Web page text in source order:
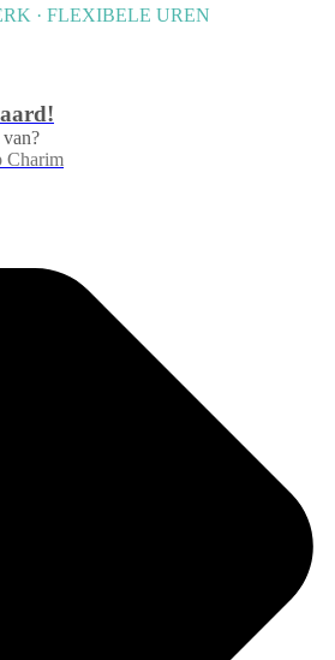
· FLEXIBELE UREN
Charim